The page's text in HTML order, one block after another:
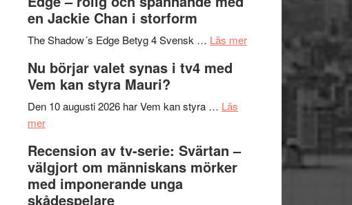
Scensommar
Artipelag
en Jackie Chan i storform
The Shadow´s Edge Betyg 4 Svensk … Läs merom
Nu börjar valet synas i tv4 med
Vem kan styra Mauri?
Den 10 augusti 2026 har Vem kan styra … Läs
merom
börjar
valet
synas
Recension av tv-serie: Svärtan –
välgjort om människans mörker
med imponerande unga
skådespelare